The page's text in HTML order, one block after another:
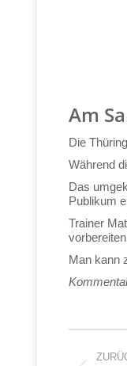
Am
Die
Während
Das
Publikum
Trainer
Man kann